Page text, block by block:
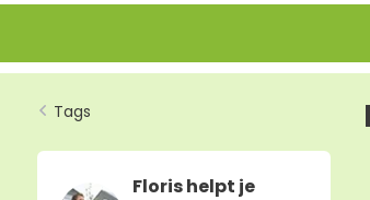
-
Tags
Floris helpt je